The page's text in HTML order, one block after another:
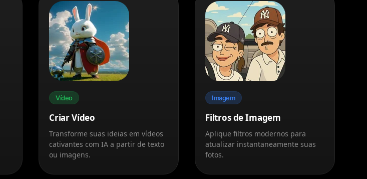
Vídeo
Criar Vídeo
Transforme suas ideias em vídeos
cativantes com IA a partir de texto
ou imagens.
Imagem
Filtros de Imagem
Aplique filtros modernos para
atualizar instantaneamente suas
fotos.